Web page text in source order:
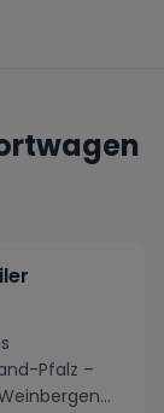
Pfalz –